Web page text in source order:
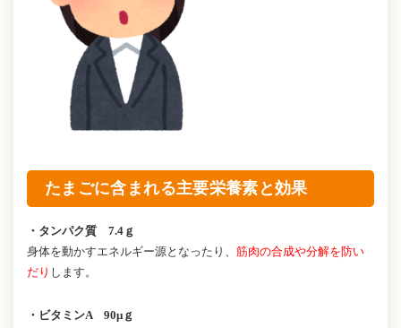
たまごに含まれる主要栄養素と効果
・タンパク質 7.4ｇ
身体を動かすエネルギー源となったり、 筋肉の合成や分解を防い
だり します。
・ビタミンA 90μｇ